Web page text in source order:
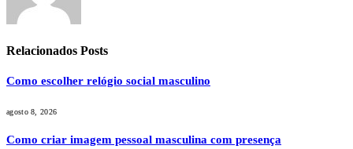
Relacionados Posts
Como escolher relógio social masculino
agosto 8, 2026
Como criar imagem pessoal masculina com presença